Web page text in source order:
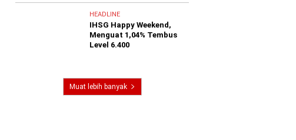
HEADLINE
IHSG Happy Weekend,
Menguat 1,04% Tembus
Level 6.400
Muat lebih banyak